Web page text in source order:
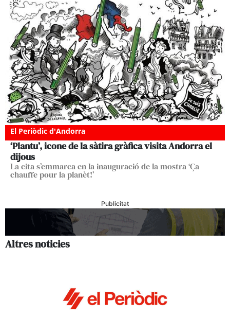
El Periòdic d'Andorra
‘Plantu’, icone de la sàtira gràfica visita Andorra el
dijous
La cita s’emmarca en la inauguració de la mostra ‘Ça
chauffe pour la planèt!’
Publicitat
Altres noticies